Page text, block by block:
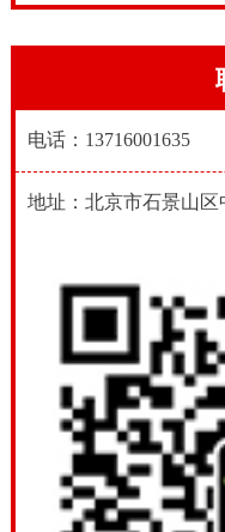
电话：13716001635
地址：北京市石景山